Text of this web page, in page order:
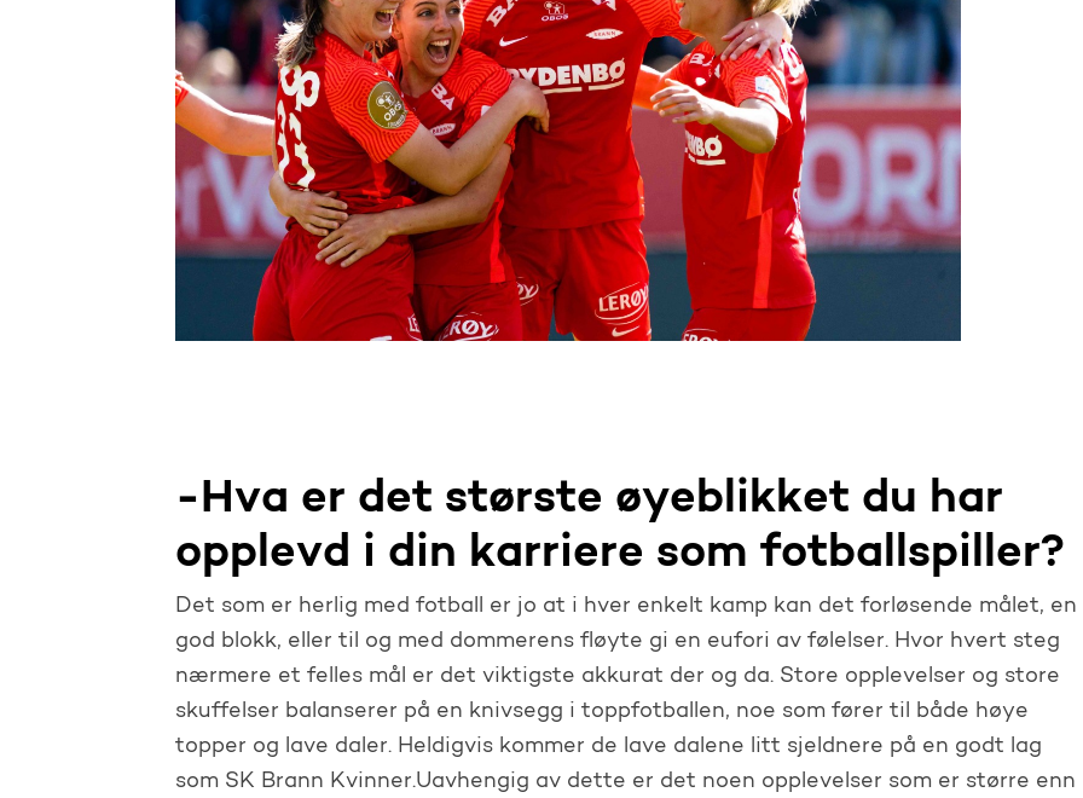
-Hva er det største øyeblikket du har
opplevd i din karriere som fotballspiller?
Det som er herlig med fotball er jo at i hver enkelt kamp kan det forløsende målet, en
god blokk, eller til og med dommerens fløyte gi en eufori av følelser. Hvor hvert steg
nærmere et felles mål er det viktigste akkurat der og da. Store opplevelser og store
skuffelser balanserer på en knivsegg i toppfotballen, noe som fører til både høye
topper og lave daler. Heldigvis kommer de lave dalene litt sjeldnere på en godt lag
som SK Brann Kvinner.Uavhengig av dette er det noen opplevelser som er større enn